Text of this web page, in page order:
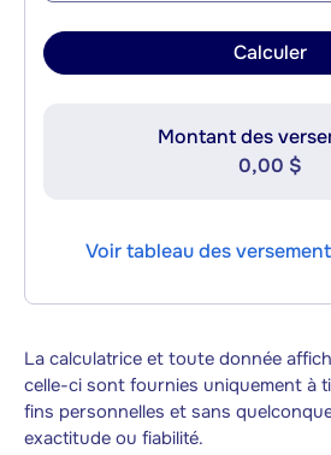
Calculer
Montant des
0,00 $
Voir tableau des
La calculatrice et toute donnée
celle-ci sont fournies uniquement à
fins personnelles et sans
exactitude ou fiabilité.